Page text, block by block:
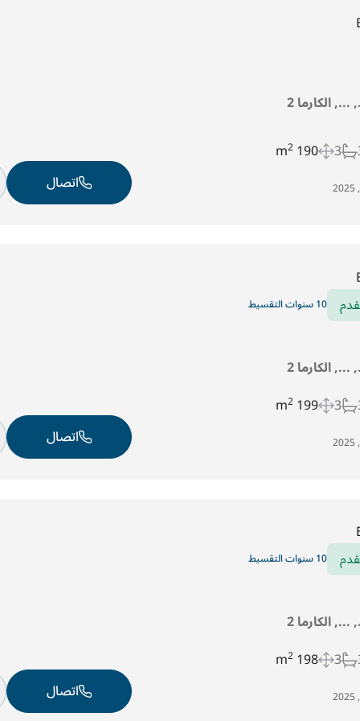
الكارما 2
3
190 m
2
اتصال
10 سنوات التقسيط
الكارما 2
3
199 m
2
اتصال
10 سنوات التقسيط
الكارما 2
3
198 m
2
اتصال